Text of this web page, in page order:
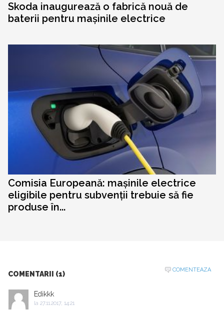
Skoda inaugurează o fabrică nouă de
baterii pentru mașinile electrice
Comisia Europeană: mașinile electrice
eligibile pentru subvenții trebuie să fie
produse în...
COMENTARII (1)
COMENTEAZA
Edikkk
la 27.11.2017, 14:21